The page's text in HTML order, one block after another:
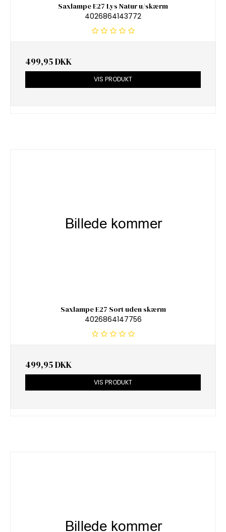
Saxlampe E27 Lys Natur u/skærm
4026864143772
499,95 DKK
VIS PRODUKT
Saxlampe E27 Sort uden skærm
4026864147756
499,95 DKK
VIS PRODUKT